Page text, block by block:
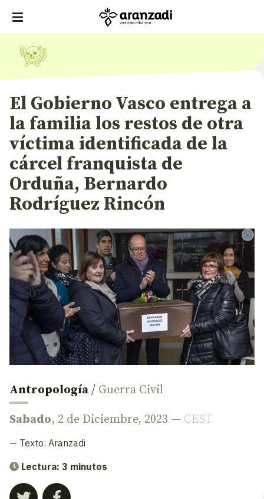
El Gobierno Vasco entrega a
la familia los restos de otra
víctima identificada de la
cárcel franquista de
Orduña, Bernardo
Rodríguez Rincón
Antropología / Guerra Civil
Sabado, 2 de Diciembre, 2023 — CEST
— Texto: Aranzadi
Lectura: 3 minutos